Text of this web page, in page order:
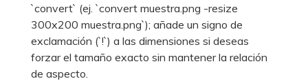
`convert` (ej. `convert muestra.png -resize
300x200 muestra.png`); añade un signo de
exclamación (`!`) a las dimensiones si deseas
forzar el tamaño exacto sin mantener la relación
de aspecto.